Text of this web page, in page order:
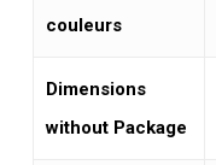
couleurs
Dimensions
without Package